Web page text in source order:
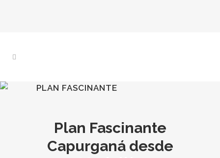
PLAN FASCINANTE
Plan Fascinante
Capurganá desde